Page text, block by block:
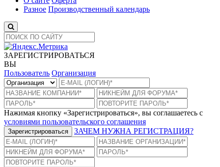
Разное Производственный календарь
ЗАРЕГИСТРИРОВАТЬСЯ
ВЫ
Пользователь Организация
Нажимая кнопку «Зарегистрироваться», вы соглашаетесь с
условиями пользовательского соглашения
Зарегистрироваться ЗАЧЕМ НУЖНА РЕГИСТРАЦИЯ?